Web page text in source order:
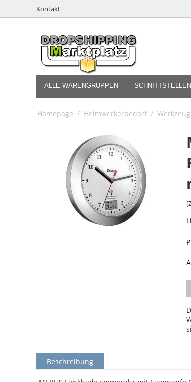
Kontakt
ALLE WARENGRUPPEN SCHNITTSTELLEN
Homepage / Heimwerkerbedarf /
Beschreibung